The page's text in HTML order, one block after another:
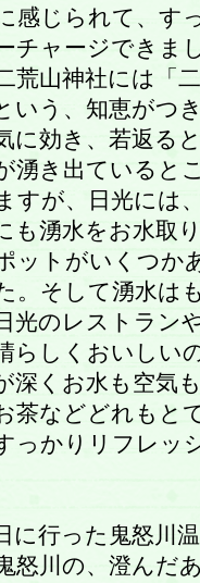
感じられて、す
チャージできま
荒山神社には「
いう、知恵がつ
に効き、若返る
湧き出ていると
すが、日光には
も湧水をお水取
ットがいくつか
。そして湧水は
光のレストラン
らしくおいしい
深くお水も空気
茶などどれもと
っかりリフレッ
に行った鬼怒川
怒川の、澄んだ